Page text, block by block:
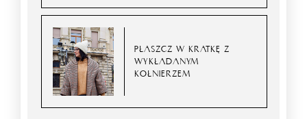
PŁASZCZ W KRATKĘ Z
WYKŁADANYM
KOŁNIERZEM